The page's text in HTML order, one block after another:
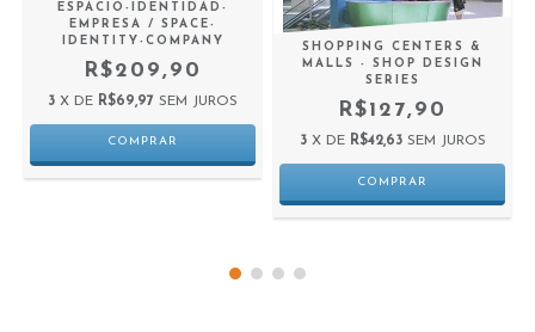
ESPACIO-IDENTIDAD-
EMPRESA / SPACE-
IDENTITY-COMPANY
R$209,90
3 X DE R$69,97 SEM JUROS
SHOPPING CENTERS &
MALLS - SHOP DESIGN
SERIES
R$127,90
3 X DE R$42,63 SEM JUROS